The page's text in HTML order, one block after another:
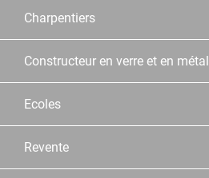
Charpentiers
Constructeur en verre et en métal
Ecoles
Revente